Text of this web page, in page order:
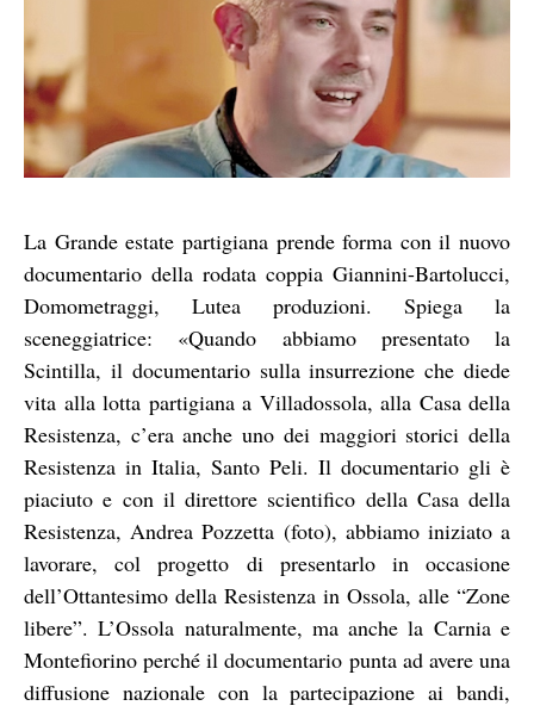
La Grande estate partigiana prende forma con il nuovo
documentario della rodata coppia Giannini-Bartolucci,
Domometraggi, Lutea produzioni. Spiega la
sceneggiatrice: «Quando abbiamo presentato la
Scintilla, il documentario sulla insurrezione che diede
vita alla lotta partigiana a Villadossola, alla Casa della
Resistenza, c’era anche uno dei maggiori storici della
Resistenza in Italia, Santo Peli. Il documentario gli è
piaciuto e con il direttore scientifico della Casa della
Resistenza, Andrea Pozzetta (foto), abbiamo iniziato a
lavorare, col progetto di presentarlo in occasione
dell’Ottantesimo della Resistenza in Ossola, alle “Zone
libere”. L’Ossola naturalmente, ma anche la Carnia e
Montefiorino perché il documentario punta ad avere una
diffusione nazionale con la partecipazione ai bandi,